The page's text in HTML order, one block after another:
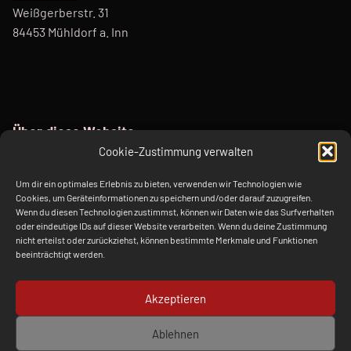
Cookie-Zustimmung verwalten
Um dir ein optimales Erlebnis zu bieten, verwenden wir Technologien wie
Cookies, um Geräteinformationen zu speichern und/oder darauf zuzugreifen.
Wenn du diesen Technologien zustimmst, können wir Daten wie das Surfverhalten
oder eindeutige IDs auf dieser Website verarbeiten. Wenn du deine Zustimmung
nicht erteilst oder zurückziehst, können bestimmte Merkmale und Funktionen
beeinträchtigt werden.
Akzeptieren
Ablehnen
Weißgerberstr. 31
84453 Mühldorf a. Inn
Über diese Website
ChatBots mit juristischen Themen auf Basis von ChatGPT.
Sie wurde anlässlich des EDVGT 2023 ins Leben gerufen.
Verlagsberatung Kraft / kraft.media Weißgerberstr. 31, 84453
Facebook
Twitter
E-Mail Back to top ↑